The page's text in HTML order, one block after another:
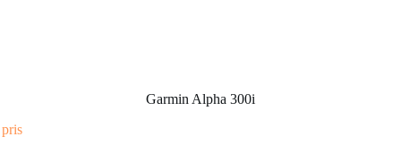
Garmin Alpha 300i